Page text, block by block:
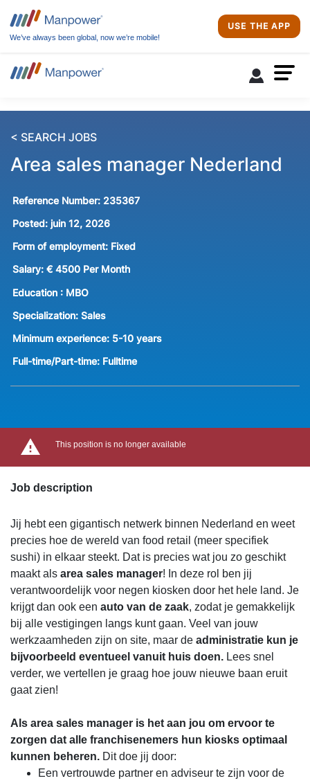
We’ve always been global, now we’re mobile!
USE THE APP
< SEARCH JOBS
Area sales manager Nederland
Reference Number: 235367
Posted: juin 12, 2026
Form of employment: Fixed
Salary: € 4500 Per Month
Education : MBO
Specialization: Sales
Minimum experience: 5-10 years
Full-time/Part-time: Fulltime
This position is no longer available
Job description
Jij hebt een gigantisch netwerk binnen Nederland en weet
precies hoe de wereld van food retail (meer specifiek
sushi) in elkaar steekt. Dat is precies wat jou zo geschikt
maakt als area sales manager! In deze rol ben jij
verantwoordelijk voor negen kiosken door het hele land. Je
krijgt dan ook een auto van de zaak, zodat je gemakkelijk
bij alle vestigingen langs kunt gaan. Veel van jouw
werkzaamheden zijn on site, maar de administratie kun je
bijvoorbeeld eventueel vanuit huis doen. Lees snel
verder, we vertellen je graag hoe jouw nieuwe baan eruit
gaat zien!
Als area sales manager is het aan jou om ervoor te
zorgen dat alle franchisenemers hun kiosks optimaal
kunnen beheren. Dit doe jij door:
Een vertrouwde partner en adviseur te zijn voor de